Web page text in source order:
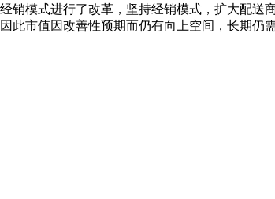
销模式进行了改革，坚持经销模式，扩大配
市值因改善性预期而仍有向上空间，长期仍